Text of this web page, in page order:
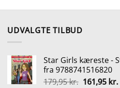
206,00 kr..149,00
UDVALGTE TILBUD
Star Girls kæreste -
fra 9788741516820
179,95kr. Den
161,95 kr.